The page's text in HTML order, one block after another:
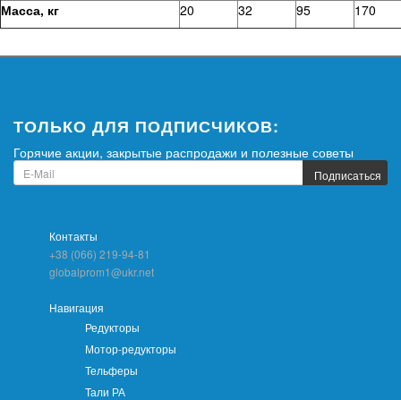
Масса, кг
20 32 95 170
ТОЛЬКО ДЛЯ ПОДПИСЧИКОВ:
Горячие акции, закрытые распродажи и полезные советы
Подписаться
Контакты
+38 (066) 219-94-81
globalprom1@ukr.net
Навигация
Редукторы
Мотор-редукторы
Тельферы
Тали РА